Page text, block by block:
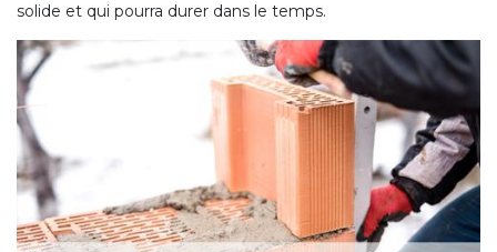
solide et qui pourra durer dans le temps.